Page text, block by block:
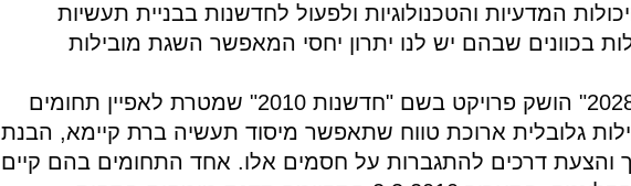
המדעיות והטכנולוגיות ולפעול לחדשנות בבניית תעשיות
בכוונים שבהם יש לנו יתרון יחסי המאפשר השגת מובילות
כפרויקט המשך ל"ישראל 2028" הושק פרויקט בשם "חדשנות 2010" שמטרת לאפיין תחומים
גלובלית ארוכת טווח שתאפשר מיסוד תעשיה ברת קיימא, הבנת
והצעת דרכים להתגברות על חסמים אלו. אחד התחומים בהם קיים